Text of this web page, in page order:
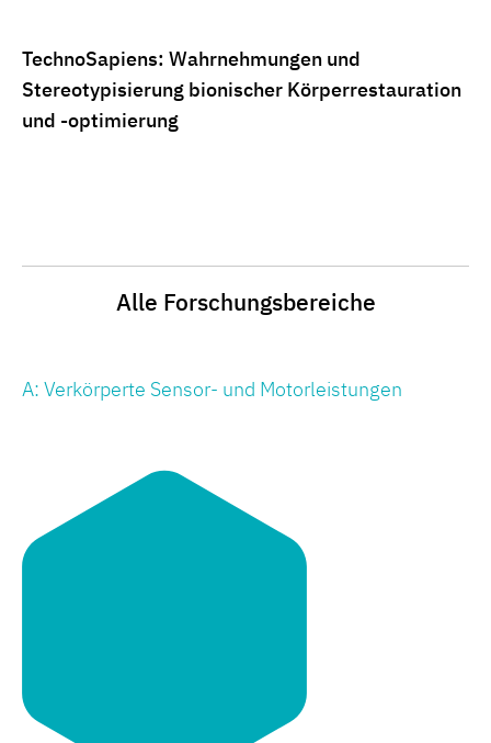
TechnoSapiens: Wahrnehmungen und
Stereotypisierung bionischer Körperrestauration
und -optimierung
Alle Forschungsbereiche
A: Verkörperte Sensor- und Motorleistungen